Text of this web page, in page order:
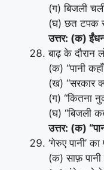
(ग) बिजली
(घ) छत टपक
उत्तर: (क)
बाढ़ के दौरान
(क) “पानी
(ख) “सरकार
(ग) “कितना
(घ) “बिजली
उत्तर: (क)
‘गेरुए पानी’
(क) साफ़